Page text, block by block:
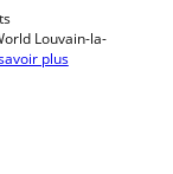
Louvain-la-
plus